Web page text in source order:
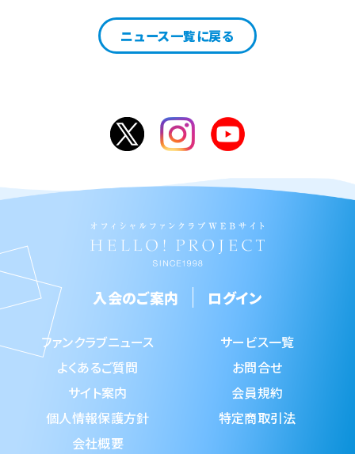
ニュース一覧に戻る
入会のご案内 ログイン
ファンクラブニュース
サービス一覧
よくあるご質問
お問合せ
サイト案内
会員規約
個人情報保護方針
特定商取引法
会社概要